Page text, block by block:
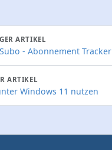
ARTIKEL
- Abonnement Tracker
ARTIKEL
Windows 11 nutzen